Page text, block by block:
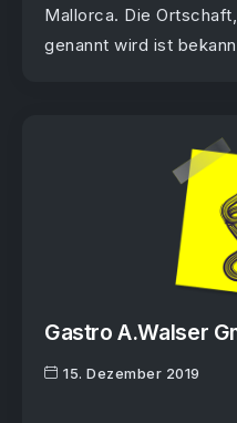
Mallorca. Die
genannt wird ist
Gastro A.Walser
15. Dezember 2019